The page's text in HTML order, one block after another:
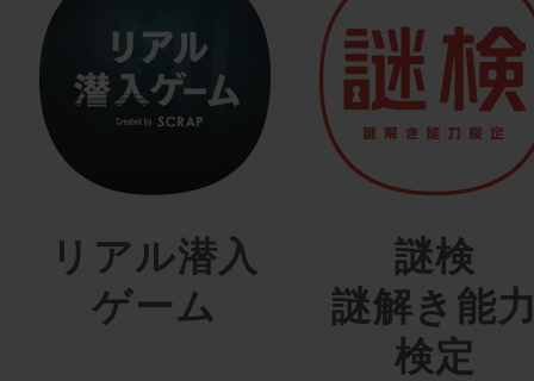
リアル潜入
ゲーム
謎検
謎解き能
検定